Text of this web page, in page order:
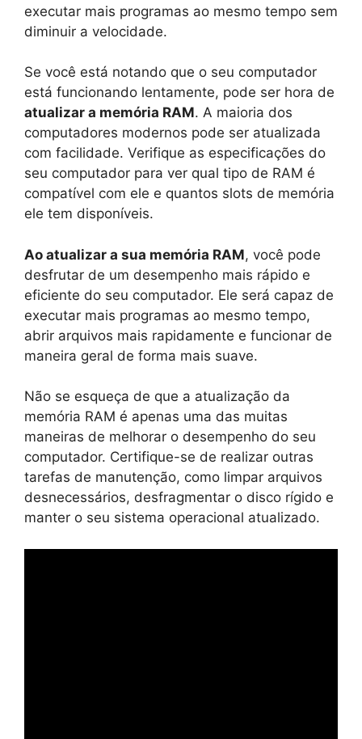
executar mais programas ao mesmo tempo sem
diminuir a velocidade.
Se você está notando que o seu computador
está funcionando lentamente, pode ser hora de
atualizar a memória RAM. A maioria dos
computadores modernos pode ser atualizada
com facilidade. Verifique as especificações do
seu computador para ver qual tipo de RAM é
compatível com ele e quantos slots de memória
ele tem disponíveis.
Ao atualizar a sua memória RAM, você pode
desfrutar de um desempenho mais rápido e
eficiente do seu computador. Ele será capaz de
executar mais programas ao mesmo tempo,
abrir arquivos mais rapidamente e funcionar de
maneira geral de forma mais suave.
Não se esqueça de que a atualização da
memória RAM é apenas uma das muitas
maneiras de melhorar o desempenho do seu
computador. Certifique-se de realizar outras
tarefas de manutenção, como limpar arquivos
desnecessários, desfragmentar o disco rígido e
manter o seu sistema operacional atualizado.